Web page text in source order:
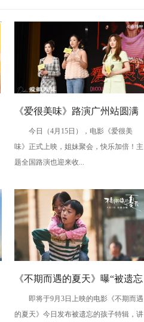
《爱很美味》路演广州站圆满
收官 李纯张含韵王菊剖白心迹
庆电影上映
今日（4月15日），电影《爱很美
味》正式上映，姐妹聚会，快乐加倍！主
题全国路演也迎来收...
《不期而遇的夏天》曝“被遗忘
的孩子”特辑 “希望妈妈能回
即将于9月3日上映的电影《不期而遇
的夏天》今日发布被遗忘的孩子特辑，讲